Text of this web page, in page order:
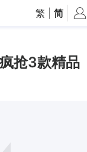
繁 简
抢3款精品